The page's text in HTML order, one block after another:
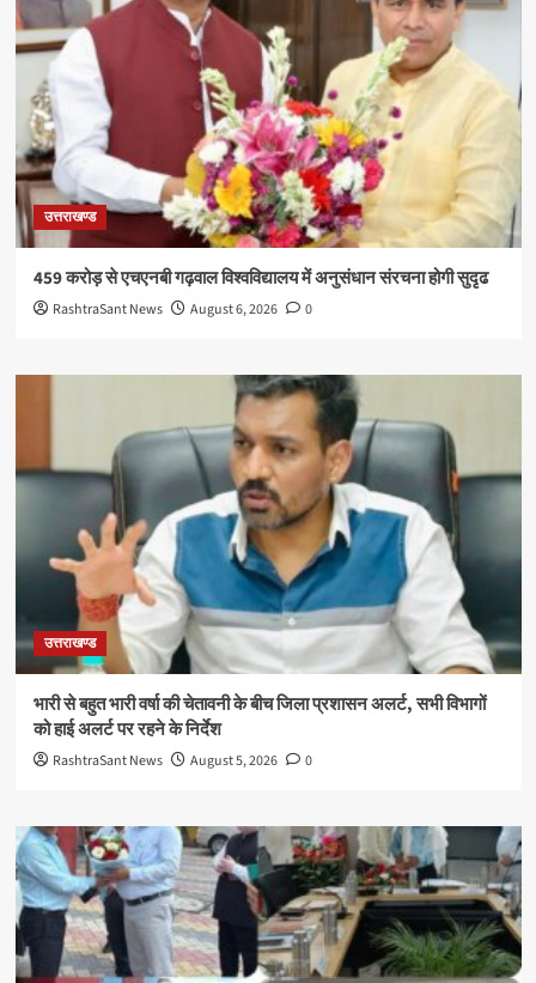
उत्तराखण्ड
459 करोड़ से एचएनबी गढ़वाल विश्वविद्यालय में अनुसंधान संरचना होगी सुदृढ
RashtraSant News August 6, 2026 0
उत्तराखण्ड
भारी से बहुत भारी वर्षा की चेतावनी के बीच जिला प्रशासन अलर्ट, सभी विभागों
को हाई अलर्ट पर रहने के निर्देश
RashtraSant News August 5, 2026 0